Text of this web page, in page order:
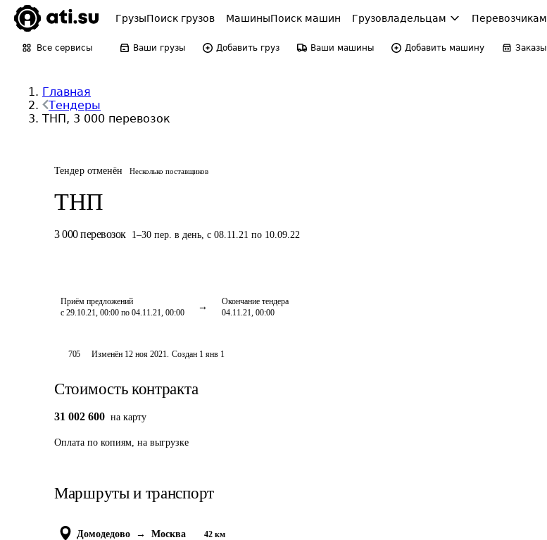
ГрузыПоиск грузов МашиныПоиск машин Грузовладельцам Перевозчикам
Все сервисы Ваши грузы Добавить груз Ваши машины Добавить машину Заказы
Главная
Тендеры
ТНП, 3 000 перевозок
Тендер отменён Несколько поставщиков
ТНП
3 000 перевозок 1–30 пер. в день, с 08.11.21 по 10.09.22
Приём предложений
с 29.10.21, 00:00 по 04.11.21, 00:00
Окончание тендера
04.11.21, 00:00
705 Изменён 12 ноя 2021. Создан 1 янв 1
Стоимость контракта
31 002 600 на карту
Оплата по копиям, на выгрузке
Маршруты и транспорт
Домодедово → Москва 42 км